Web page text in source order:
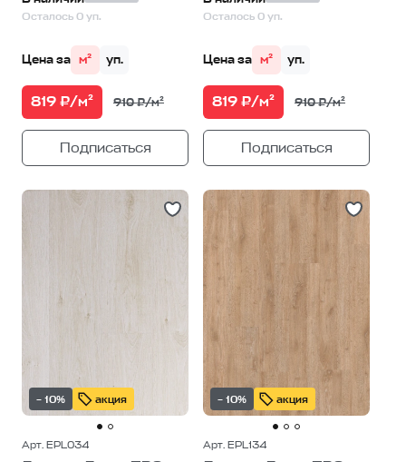
Осталось 0 уп.
Цена за м² уп.
819 ₽/м² 910 ₽/м²
Подписаться
Осталось 0 уп.
Цена за м² уп.
819 ₽/м² 910 ₽/м²
Подписаться
– 10% акция
Арт. EPL034
– 10% акция
Арт. EPL134